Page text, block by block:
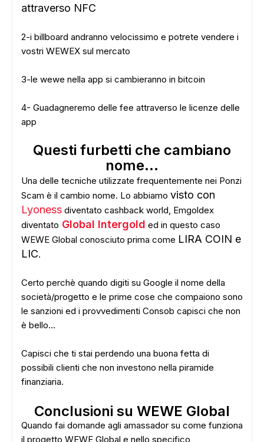
attraverso NFC
2-i billboard andranno velocissimo e potrete vendere i
vostri WEWEX sul mercato
3-le wewe nella app si cambieranno in bitcoin
4- Guadagneremo delle fee attraverso le licenze delle
app
Questi furbetti che cambiano
nome...
Una delle tecniche utilizzate frequentemente nei Ponzi
Scam è il cambio nome. Lo abbiamo visto con
Lyoness diventato cashback world, Emgoldex
diventato Global Intergold ed in questo caso
WEWE Global conosciuto prima come LIRA COIN e
LIC.
Certo perchè quando digiti su Google il nome della
società/progetto e le prime cose che compaiono sono
le sanzioni ed i provvedimenti Consob capisci che non
è bello...
Capisci che ti stai perdendo una buona fetta di
possibili clienti che non investono nella piramide
finanziaria.
Conclusioni su WEWE Global
Quando fai domande agli amassador su come funziona
il progetto WEWE Global e nello specifico